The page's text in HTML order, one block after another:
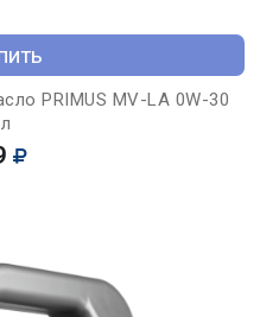
PRIMUS MV-LA 0W-30